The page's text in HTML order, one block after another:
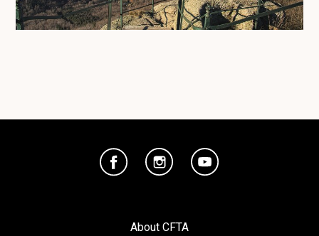
About CFTA